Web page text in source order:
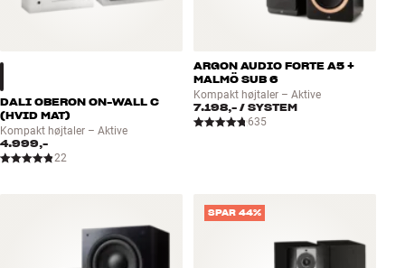
DALI OBERON ON-WALL C
(HVID MAT)
Kompakt højtaler – Aktive
4.999,-
22
ARGON AUDIO FORTE A5 +
MALMÖ SUB 6
Kompakt højtaler – Aktive
7.198,- / SYSTEM
635
SPAR 44%